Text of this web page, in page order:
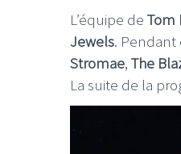
L’équipe de Tom
Jewels.
Stromae, The
La suite de la